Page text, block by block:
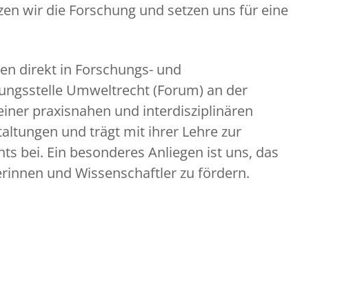
wir die Forschung und setzen uns für eine
direkt in Forschungs- und
Umweltrecht (Forum) an der
praxisnahen und interdisziplinären
und trägt mit ihrer Lehre zur
bei. Ein besonderes Anliegen ist uns, das
und Wissenschaftler zu fördern.